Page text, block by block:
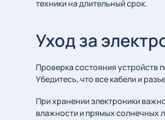
техники на длительный срок.
Уход за
Проверка состояния устройств
Убедитесь, что все кабели и
При хранении электроники
влажности и прямых солнечных